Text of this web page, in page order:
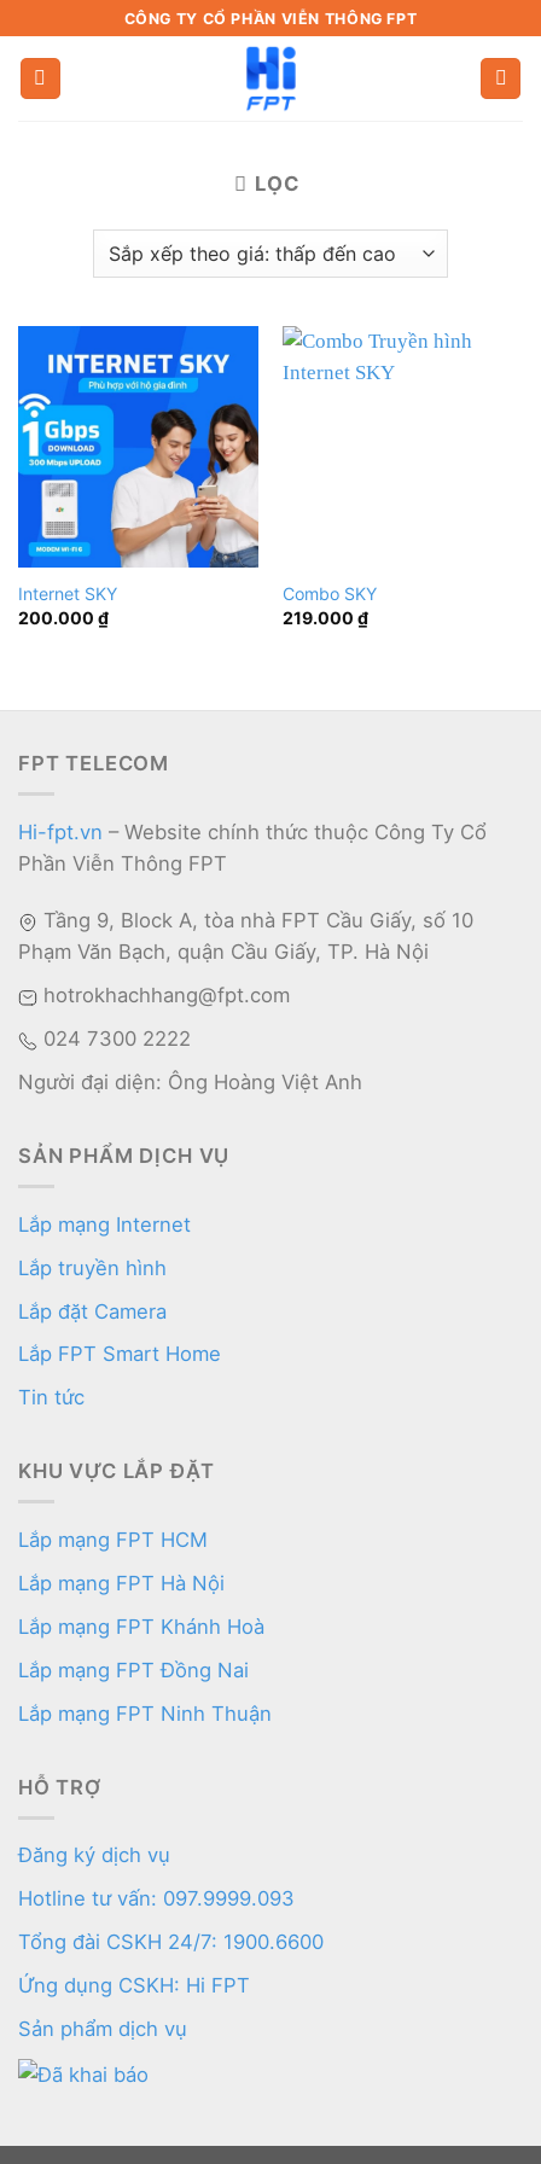
CÔNG TY CỔ PHẦN VIỄN THÔNG FPT
LỌC
Internet SKY
200.000 ₫
Combo SKY
219.000 ₫
FPT TELECOM
Hi-fpt.vn – Website chính thức thuộc Công Ty Cổ
Phần Viễn Thông FPT
Tầng 9, Block A, tòa nhà FPT Cầu Giấy, số 10
Phạm Văn Bạch, quận Cầu Giấy, TP. Hà Nội
hotrokhachhang@fpt.com
024 7300 2222
Người đại diện: Ông Hoàng Việt Anh
SẢN PHẨM DỊCH VỤ
Lắp mạng Internet
Lắp truyền hình
Lắp đặt Camera
Lắp FPT Smart Home
Tin tức
KHU VỰC LẮP ĐẶT
Lắp mạng FPT HCM
Lắp mạng FPT Hà Nội
Lắp mạng FPT Khánh Hoà
Lắp mạng FPT Đồng Nai
Lắp mạng FPT Ninh Thuận
HỖ TRỢ
Đăng ký dịch vụ
Hotline tư vấn: 097.9999.093
Tổng đài CSKH 24/7: 1900.6600
Ứng dụng CSKH: Hi FPT
Sản phẩm dịch vụ